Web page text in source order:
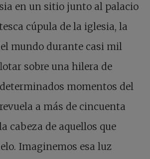
en un sitio junto al palacio
cúpula de la iglesia, la
mundo durante casi mil
sobre una hilera de
momentos del
a más de cincuenta
cabeza de aquellos que
Imaginemos esa luz